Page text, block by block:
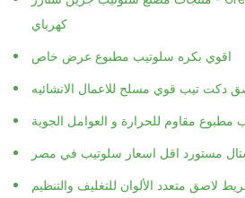
كهرباي
اقوي بكره سلوتيب مطبوع عرض خاص
دكت تيب قوي مسلح للاعمال الانشائيه
مطبوع مقاوم للحرارة و العوامل الجوية
مستورد اقل اسعار سلوتيب في مصر
لاصق متعدد الألوان للتغليف والتنظيم